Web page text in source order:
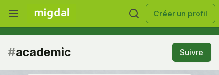
Créer un profil
#academic Suivre